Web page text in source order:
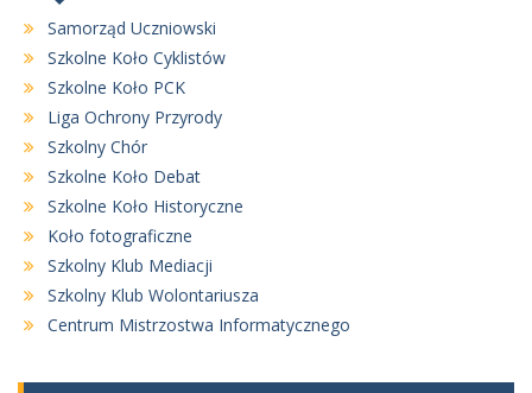
Samorząd Uczniowski
Szkolne Koło Cyklistów
Szkolne Koło PCK
Liga Ochrony Przyrody
Szkolny Chór
Szkolne Koło Debat
Szkolne Koło Historyczne
Koło fotograficzne
Szkolny Klub Mediacji
Szkolny Klub Wolontariusza
Centrum Mistrzostwa Informatycznego